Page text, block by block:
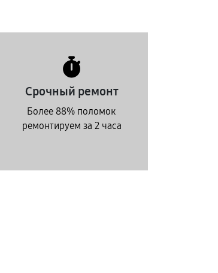
Срочный ремонт
Более 88% поломок
ремонтируем за 2 часа